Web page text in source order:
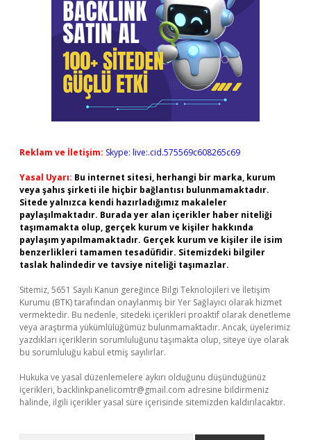
Reklam ve İletişim: Skype: live:.cid.575569c608265c69
Yasal Uyarı: Bu internet sitesi, herhangi bir marka, kurum
veya şahıs şirketi ile hiçbir bağlantısı bulunmamaktadır.
Sitede yalnızca kendi hazırladığımız makaleler
paylaşılmaktadır. Burada yer alan içerikler haber niteliği
taşımamakta olup, gerçek kurum ve kişiler hakkında
paylaşım yapılmamaktadır. Gerçek kurum ve kişiler ile isim
benzerlikleri tamamen tesadüfidir. Sitemizdeki bilgiler
taslak halindedir ve tavsiye niteliği taşımazlar.
Sitemiz, 5651 Sayılı Kanun gereğince Bilgi Teknolojileri ve İletişim
Kurumu (BTK) tarafından onaylanmış bir Yer Sağlayıcı olarak hizmet
vermektedir. Bu nedenle, sitedeki içerikleri proaktif olarak denetleme
veya araştırma yükümlülüğümüz bulunmamaktadır. Ancak, üyelerimiz
yazdıkları içeriklerin sorumluluğunu taşımakta olup, siteye üye olarak
bu sorumluluğu kabul etmiş sayılırlar.
Hukuka ve yasal düzenlemelere aykırı olduğunu düşündüğünüz
içerikleri, backlinkpanelicomtr@gmail.com adresine bildirmeniz
halinde, ilgili içerikler yasal süre içerisinde sitemizden kaldırılacaktır.